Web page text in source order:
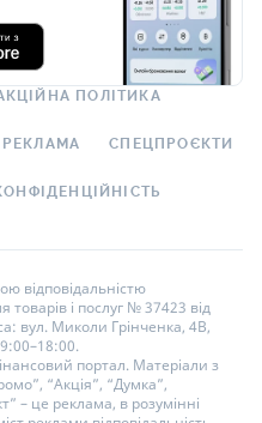
ПОЛІТИКА
РЕКЛАМА СПЕЦПРОЄКТИ
відповідальністю
і послуг № 37423 від
вул. Миколи Грінченка, 4В,
портал. Матеріали з
“Акція”, “Думка”,
– це реклама, в розумінні